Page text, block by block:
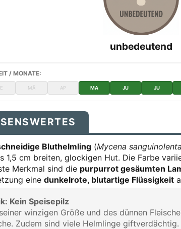
unbedeutend
/ MONATE:
MÄ AP MA JU JU
Bluthelmling (Mycena sanguinolenta
1,5 cm breiten, glockigen Hut. Die Farbe
Merkmal sind die purpurrot gesäumten
eine dunkelrote, blutartige Flüssigkeit
Kein Speisepilz
winzigen Größe und des dünnen
Zudem sind viele Helmlinge giftverdächtig.